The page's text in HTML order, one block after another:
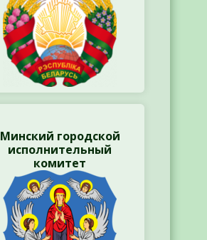
Минский городской
исполнительный
комитет